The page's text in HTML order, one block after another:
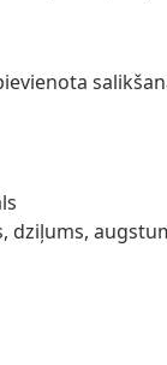
dziļums,